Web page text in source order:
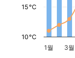
1월 3월
10°C
15°C